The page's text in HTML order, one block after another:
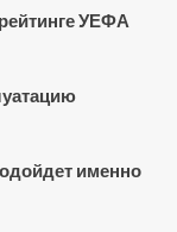
УЕФА
именно